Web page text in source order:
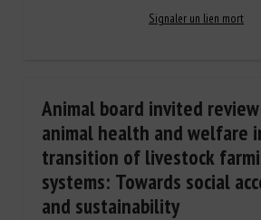
Signaler un lien mort
Animal board invited
animal health and welfare
transition of livestock
systems: Towards social
and sustainability